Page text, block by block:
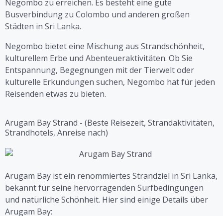
Negombo zu erreichen. Es besteht eine gute
Busverbindung zu Colombo und anderen großen
Städten in Sri Lanka.
Negombo bietet eine Mischung aus Strandschönheit,
kulturellem Erbe und Abenteueraktivitäten. Ob Sie
Entspannung, Begegnungen mit der Tierwelt oder
kulturelle Erkundungen suchen, Negombo hat für jeden
Reisenden etwas zu bieten.
Arugam Bay Strand - (Beste Reisezeit, Strandaktivitäten,
Strandhotels, Anreise nach)
Arugam Bay ist ein renommiertes Strandziel in Sri Lanka,
bekannt für seine hervorragenden Surfbedingungen
und natürliche Schönheit. Hier sind einige Details über
Arugam Bay: